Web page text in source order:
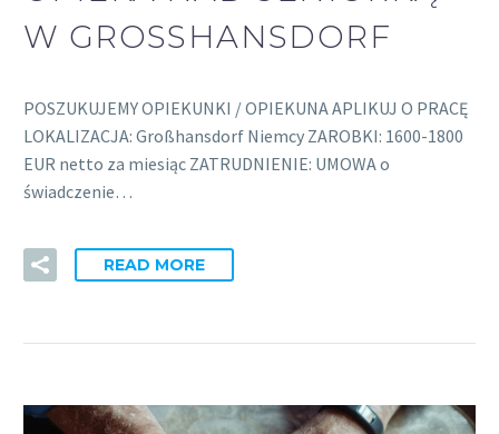
W GROSSHANSDORF
POSZUKUJEMY OPIEKUNKI / OPIEKUNA APLIKUJ O PRACĘ
LOKALIZACJA: Großhansdorf Niemcy ZAROBKI: 1600-1800
EUR netto za miesiąc ZATRUDNIENIE: UMOWA o
świadczenie…
READ MORE